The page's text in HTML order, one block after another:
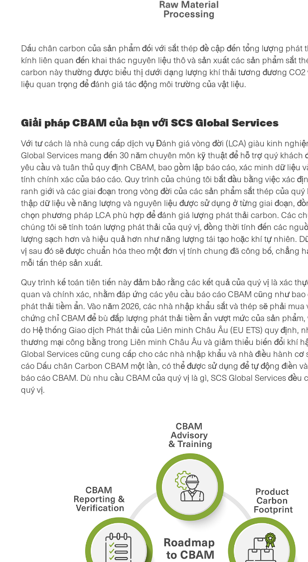
Dấu chân carbon của sản phẩm đối với sắt thép đề cập đến tổng lượng phát
kính liên quan đến khai thác nguyên liệu thô và sản xuất các sản phẩm sắt
carbon này thường được biểu thị dưới dạng lượng khí thải tương đương CO2
liệu quan trọng để đánh giá tác động môi trường của vật liệu.
Giải pháp CBAM của bạn với SCS Global Services
Với tư cách là nhà cung cấp dịch vụ Đánh giá vòng đời (LCA) giàu kinh
Global Services mang đến 30 năm chuyên môn kỹ thuật để hỗ trợ quý khách
yêu cầu và tuân thủ quy định CBAM, bao gồm lập báo cáo, xác minh dữ liệu
tính chính xác của báo cáo. Quy trình của chúng tôi bắt đầu bằng việc xác
ranh giới và các giai đoạn trong vòng đời của các sản phẩm sắt thép của quý
thập dữ liệu về năng lượng và nguyên liệu được sử dụng ở từng giai đoạn,
chọn phương pháp LCA phù hợp để đánh giá lượng phát thải carbon. Các
chúng tôi sẽ tính toán lượng phát thải của quý vị, đồng thời tính đến các
lượng sạch hơn và hiệu quả hơn như năng lượng tái tạo hoặc khí tự nhiên.
vị sau đó sẽ được chuẩn hóa theo một đơn vị tính chung đã công bố, chẳng
mỗi tấn thép sản xuất.
Quy trình kế toán tiên tiến này đảm bảo rằng các kết quả của quý vị là xác
quan và chính xác, nhằm đáp ứng các yêu cầu báo cáo CBAM cũng như
phát thải tiềm ẩn. Vào năm 2026, các nhà nhập khẩu sắt và thép sẽ phải
chứng chỉ CBAM để bù đắp lượng phát thải tiềm ẩn vượt mức của sản phẩm,
do Hệ thống Giao dịch Phát thải của Liên minh Châu Âu (EU ETS) quy định,
thương mại công bằng trong Liên minh Châu Âu và giảm thiểu biến đổi khí
Global Services cũng cung cấp cho các nhà nhập khẩu và nhà điều hành cơ
cáo Dấu chân Carbon CBAM một lần, có thể được sử dụng để tự động điền
báo cáo CBAM. Dù nhu cầu CBAM của quý vị là gì, SCS Global Services đều
quý vị.